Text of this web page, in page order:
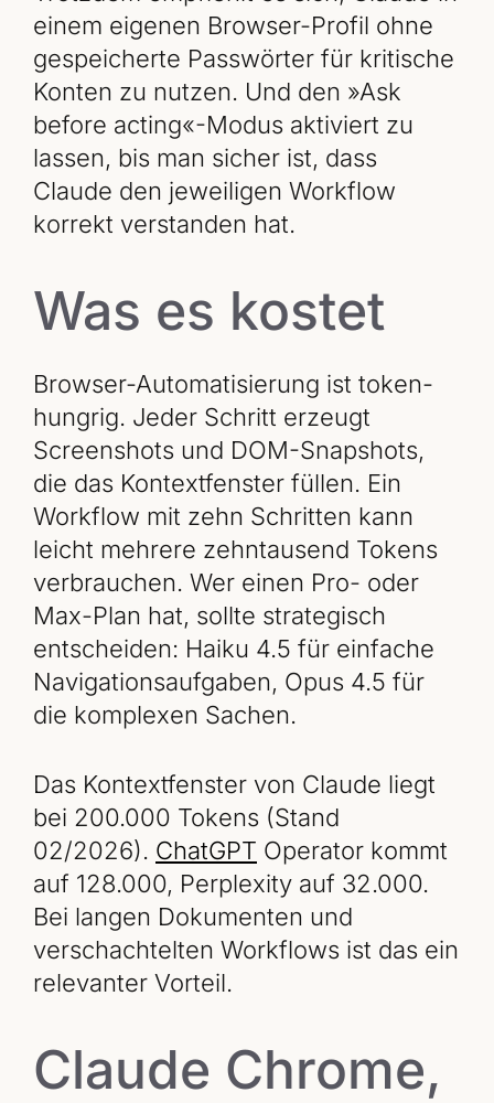
einem eigenen Browser-Profil ohne
gespeicherte Passwörter für kritische
Konten zu nutzen. Und den »Ask
before acting«-Modus aktiviert zu
lassen, bis man sicher ist, dass
Claude den jeweiligen Workflow
korrekt verstanden hat.
Was es kostet
Browser-Automatisierung ist token-
hungrig. Jeder Schritt erzeugt
Screenshots und DOM-Snapshots,
die das Kontextfenster füllen. Ein
Workflow mit zehn Schritten kann
leicht mehrere zehntausend Tokens
verbrauchen. Wer einen Pro- oder
Max-Plan hat, sollte strategisch
entscheiden: Haiku 4.5 für einfache
Navigationsaufgaben, Opus 4.5 für
die komplexen Sachen.
Das Kontextfenster von Claude liegt
bei 200.000 Tokens (Stand
02/2026). ChatGPT Operator kommt
auf 128.000, Perplexity auf 32.000.
Bei langen Dokumenten und
verschachtelten Workflows ist das ein
relevanter Vorteil.
Claude Chrome,